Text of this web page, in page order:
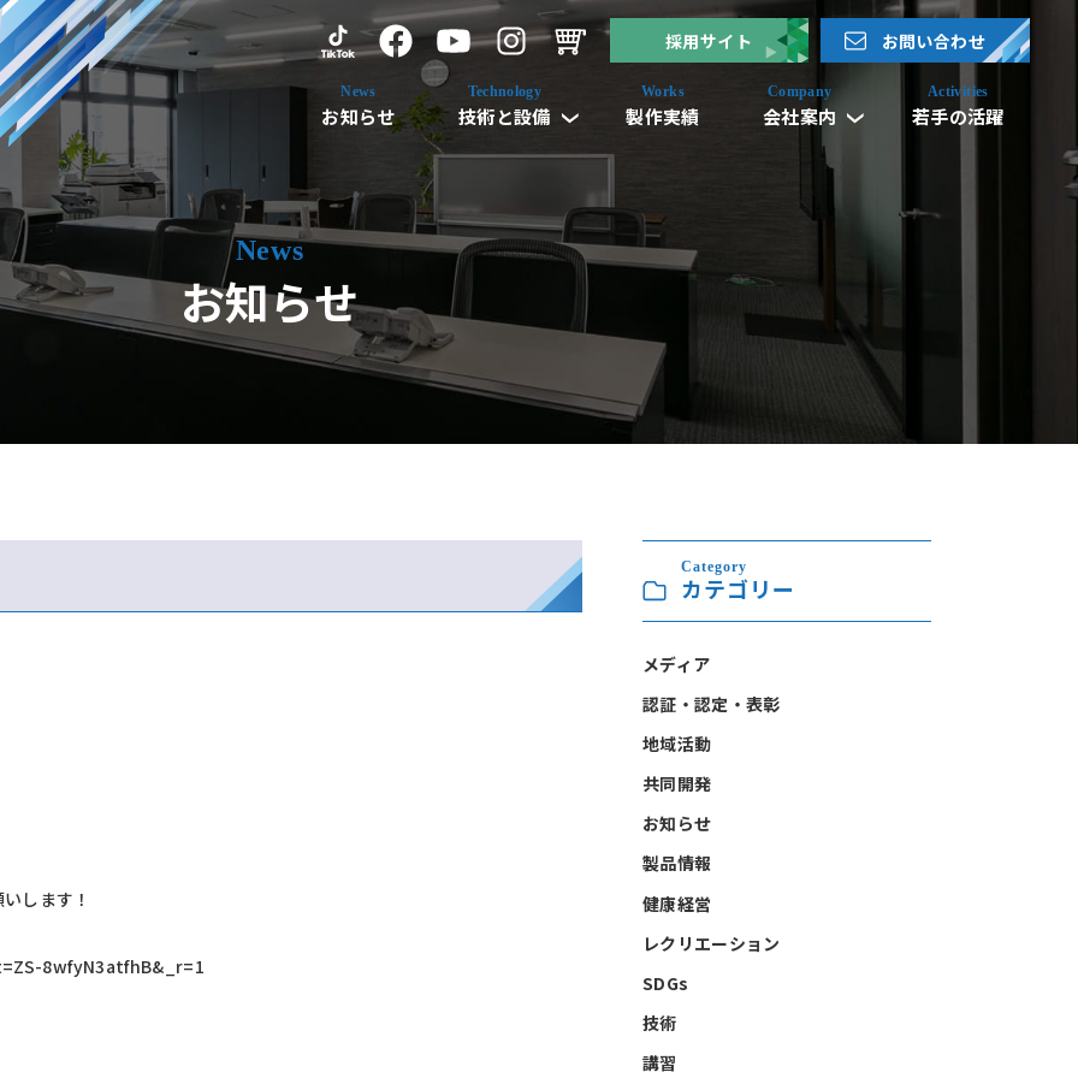
採用サイト お問い合わせ
お知らせ 技術と設備 製作実績 会社案内 若手の活躍
お知らせ
します！
8wfyN3atfhB&_r=1
Category
カテゴリー
メディア
認証・認定・表彰
地域活動
共同開発
お知らせ
製品情報
健康経営
レクリエーション
SDGs
技術
講習